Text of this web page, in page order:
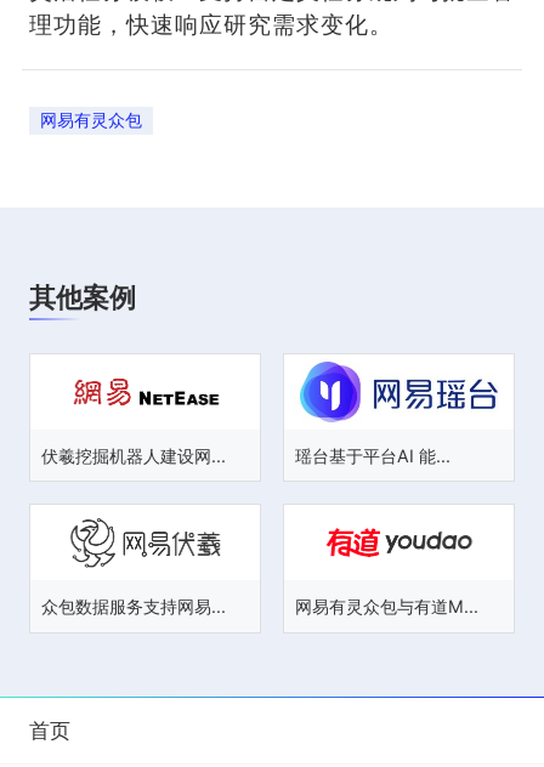
理功能，快速响应研究需求变化。
网易有灵众包
其他案例
伏羲挖掘机器人建设网... 瑶台基于平台AI 能...
众包数据服务支持网易... 网易有灵众包与有道M...
首页